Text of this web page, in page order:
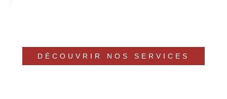
DÉCOUVRIR NOS SERVICES